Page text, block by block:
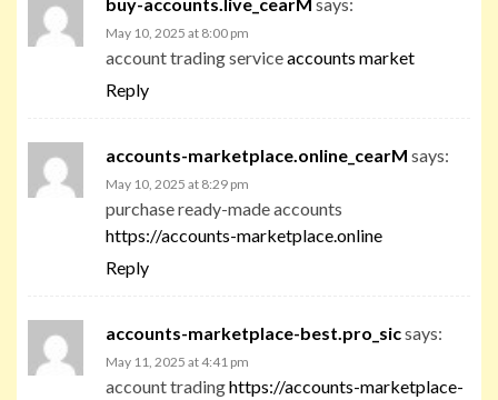
May 10, 2025 at 8:00 pm
account trading serviceaccounts market
Reply
accounts-marketplace.online_cearM says:
May 10, 2025 at 8:29 pm
purchase ready-made accounts
https://accounts-marketplace.online
Reply
accounts-marketplace-best.pro_sicsays:
May 11, 2025 at 4:41 pm
account tradinghttps://accounts-marketplace-